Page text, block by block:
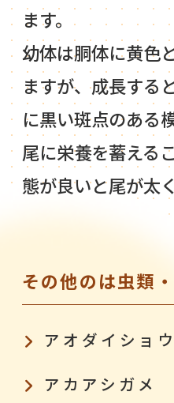
ます。
幼体は胴体に黄色
ますが、成長する
に黒い斑点のある
尾に栄養を蓄える
態が良いと尾が太
その他のは虫類
アオダイショウ
アカアシガメ